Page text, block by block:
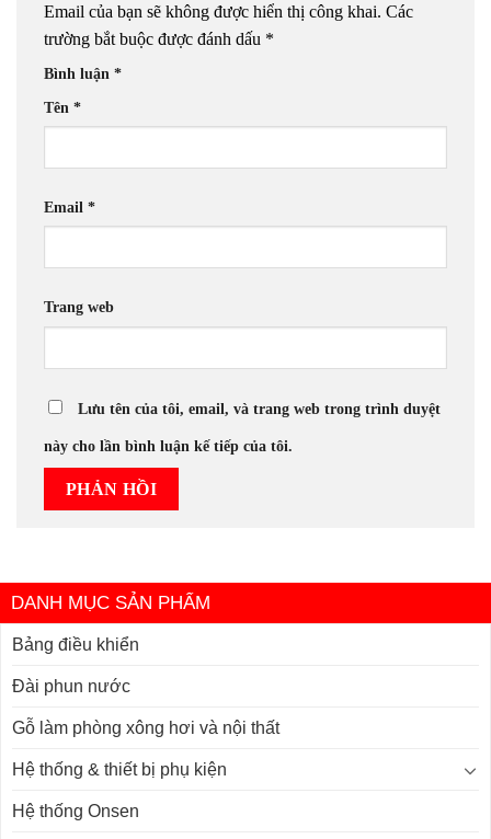
Email của bạn sẽ không được hiển thị công khai. Các
trường bắt buộc được đánh dấu *
Bình luận *
Tên *
Email *
Trang web
Lưu tên của tôi, email, và trang web trong trình duyệt
này cho lần bình luận kế tiếp của tôi.
DANH MỤC SẢN PHẨM
Bảng điều khiển
Đài phun nước
Gỗ làm phòng xông hơi và nội thất
Hệ thống & thiết bị phụ kiện
Hệ thống Onsen